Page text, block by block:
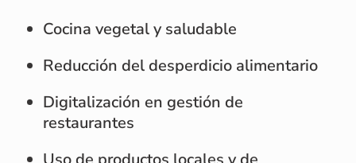
Cocina vegetal y saludable
Reducción del desperdicio alimentario
Digitalización en gestión de
restaurantes